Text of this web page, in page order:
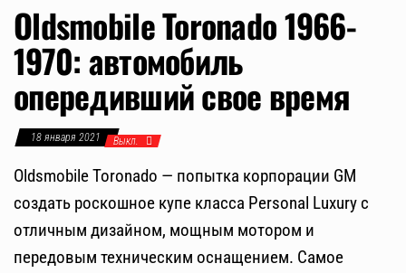
Oldsmobile Toronado 1966-
1970: автомобиль
опередивший свое время
18 января 2021 Выкл.
Oldsmobile Toronado — попытка корпорации GM
создать роскошное купе класса Personal Luxury с
отличным дизайном, мощным мотором и
передовым техническим оснащением. Самое